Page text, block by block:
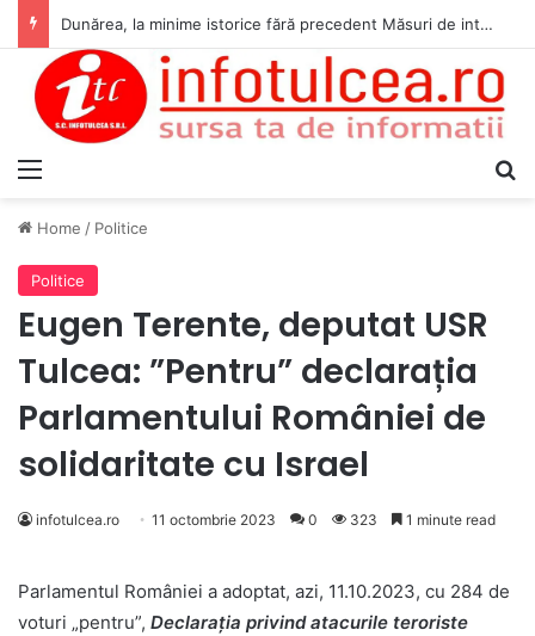
Dunărea, la minime istorice fără precedent Măsuri de intervenție pentru menținerea debitelor minime, necesare pentru producția de energie nucleară
Home / Politice
Politice
Eugen Terente, deputat USR
Tulcea: ”Pentru” declarația
Parlamentului României de
solidaritate cu Israel
infotulcea.ro 11 octombrie 2023 0 323 1 minute read
Parlamentul României a adoptat, azi, 11.10.2023, cu 284 de
voturi „pentru”, Declaraţia privind atacurile teroriste